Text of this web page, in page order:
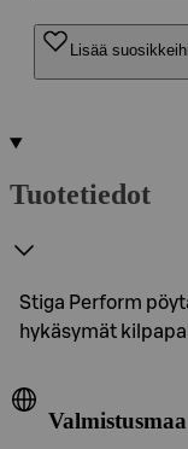
Lisää
Tuotetiedot
Stiga Perform
hykäsymät
Valmistusmaa